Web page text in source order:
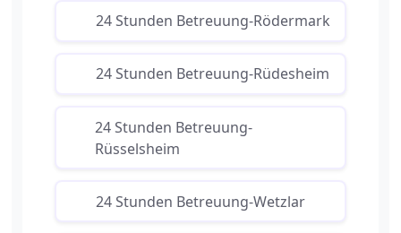
24 Stunden Betreuung-Rödermark
24 Stunden Betreuung-Rüdesheim
24 Stunden Betreuung-
Rüsselsheim
24 Stunden Betreuung-Wetzlar